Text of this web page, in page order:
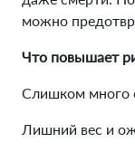
можно
Что повышает
Слишком много
Лишний вес и